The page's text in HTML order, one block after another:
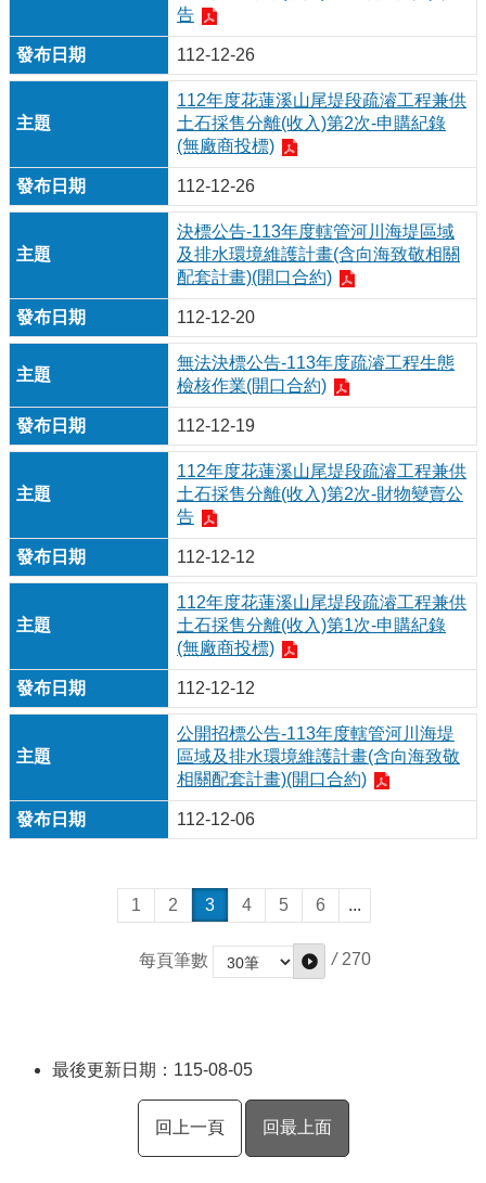
告
112-12-26
112年度花蓮溪山尾堤段疏濬工程兼供
土石採售分離(收入)第2次-申購紀錄
(無廠商投標)
112-12-26
決標公告-113年度轄管河川海堤區域
及排水環境維護計畫(含向海致敬相關
配套計畫)(開口合約)
112-12-20
無法決標公告-113年度疏濬工程生態
檢核作業(開口合約)
112-12-19
112年度花蓮溪山尾堤段疏濬工程兼供
土石採售分離(收入)第2次-財物變賣公
告
112-12-12
112年度花蓮溪山尾堤段疏濬工程兼供
土石採售分離(收入)第1次-申購紀錄
(無廠商投標)
112-12-12
公開招標公告-113年度轄管河川海堤
區域及排水環境維護計畫(含向海致敬
相關配套計畫)(開口合約)
112-12-06
1 2 3 4 5 6 ...
每頁筆數 / 270
最後更新日期：115-08-05
回上一頁 回最上面